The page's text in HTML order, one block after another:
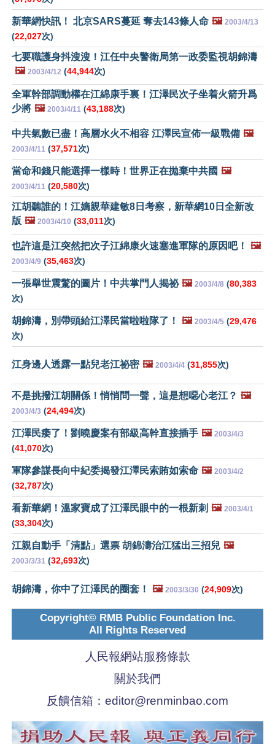
新華網快訊！ 北京SARS蔓延 奪去143條人命 🖼️ 2003/4/13
(22,027次)
七要職護身抖溲溲！江任中央警衛局第一政委監視胡錦濤
🖼️ 2003/4/12 (44,944次)
全軍幹部調動權在江綿康手裏！江澤民次子坐着火箭升爲
少將 🖼️ 2003/4/11 (43,188次)
中共氣數已盡！高層水火不相容 江澤民宣佈一級戰備 🖼️
2003/4/11 (37,571次)
當命和錢只能選擇一樣時！世界正在拋棄中共國 🖼️
2003/4/11 (20,580次)
江胡聽誰的！江嫡親華建敏8日考察，新華網10日全新改
版 🖼️ 2003/4/10 (33,011次)
也許這是江突然把次子江綿康火速塞進軍隊的原因吧！ 🖼️
2003/4/9 (35,463次)
一張舉世震驚的圖片！中共掌門人揭祕 🖼️ 2003/4/8 (80,383
次)
胡錦濤，別帶頭給江澤民當啦啦隊了！ 🖼️ 2003/4/5 (29,476
次)
江身邊人透露一點兒老江祕密 🖼️ 2003/4/4 (31,855次)
不是挑撥江胡關係！悄悄問一聲，這是想噁心老江？ 🖼️
2003/4/3 (24,494次)
江澤民痿了！劉曉慶案有部級高幹直接插手 🖼️ 2003/4/3
(41,070次)
軍隊參謀長向中紀委揭發江澤民索賄如索命 🖼️ 2003/4/2
(32,787次)
看新華網！溫家寶成了江澤民眼中的一根新刺 🖼️ 2003/4/1
(33,304次)
江親自動手「清點」選票 胡錦濤治江猛出三招兒 🖼️
2003/3/31 (32,693次)
胡錦濤，你中了江澤民的圈套！ 🖼️ 2003/3/30 (24,909次)
Copyright© RMB Public Foundation Inc.
All Rights Reserved
人民報網站服務條款
關於我們
反饋信箱： editor@renminbao.com